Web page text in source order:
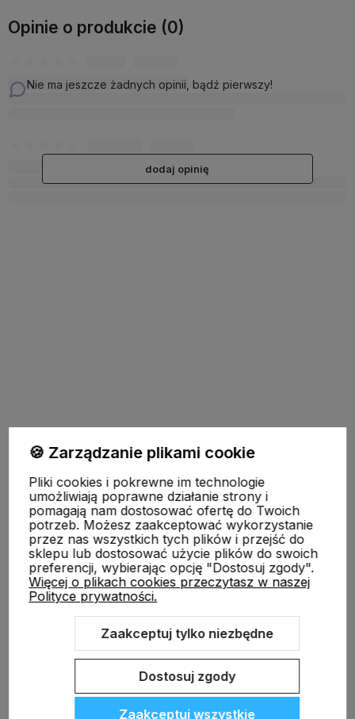
Opinie o produkcie (0)
Nie ma jeszcze żadnych opinii, bądź pierwszy!
dodaj opinię
Pomoc
Moje konto
Płatności i dostawa
Informacje
🍪 Zarządzanie plikami cookie
Pliki cookies i pokrewne im technologie
umożliwiają poprawne działanie strony i
pomagają nam dostosować ofertę do Twoich
potrzeb. Możesz zaakceptować wykorzystanie
przez nas wszystkich tych plików i przejść do
sklepu lub dostosować użycie plików do swoich
preferencji, wybierając opcję "Dostosuj zgody".
Więcej o plikach cookies przeczytasz w naszej
Polityce prywatności.
Zaakceptuj tylko niezbędne
Dostosuj zgody
Zaakceptuj wszystkie